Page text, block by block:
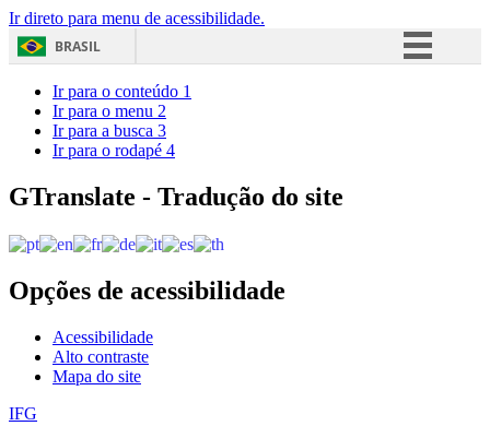
Ir direto para menu de acessibilidade.
BRASIL
Acesso à informação
Ir para o conteúdo 1
Ir para o menu 2
Ir para a busca 3
Ir para o rodapé 4
GTranslate - Tradução do site
Opções de acessibilidade
Acessibilidade
Alto contraste
Mapa do site
IFG